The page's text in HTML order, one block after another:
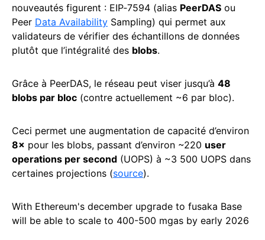
nouveautés figurent : EIP‑7594 (alias PeerDAS ou
Peer Data Availability Sampling) qui permet aux
validateurs de vérifier des échantillons de données
plutôt que l’intégralité des blobs.
Grâce à PeerDAS, le réseau peut viser jusqu’à 48
blobs par bloc (contre actuellement ~6 par bloc).
Ceci permet une augmentation de capacité d’environ
8× pour les blobs, passant d’environ ~220 user
operations per second (UOPS) à ~3 500 UOPS dans
certaines projections (source).
With Ethereum's december upgrade to fusaka Base
will be able to scale to 400-500 mgas by early 2026